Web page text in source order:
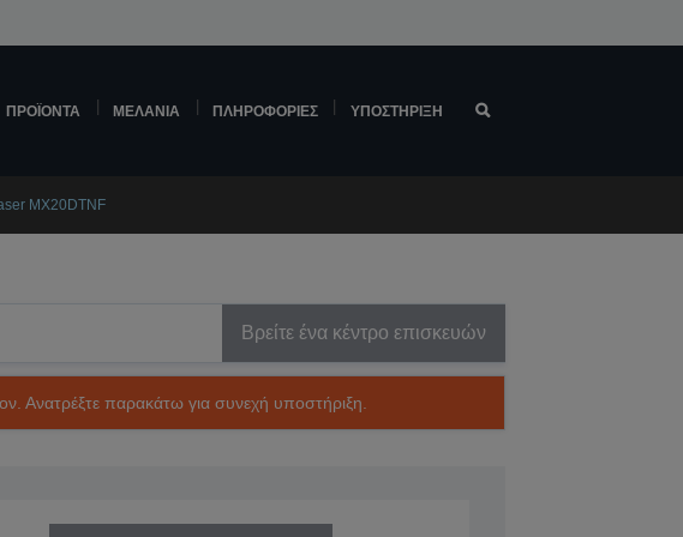
ΠΡΟΪΌΝΤΑ ΜΕΛΆΝΙΑ ΠΛΗΡΟΦΟΡΊΕΣ ΥΠΟΣΤΉΡΙΞΗ
MX20DTNF
Βρείτε ένα κέντρο επισκευών
Ανατρέξτε παρακάτω για συνεχή υποστήριξη.